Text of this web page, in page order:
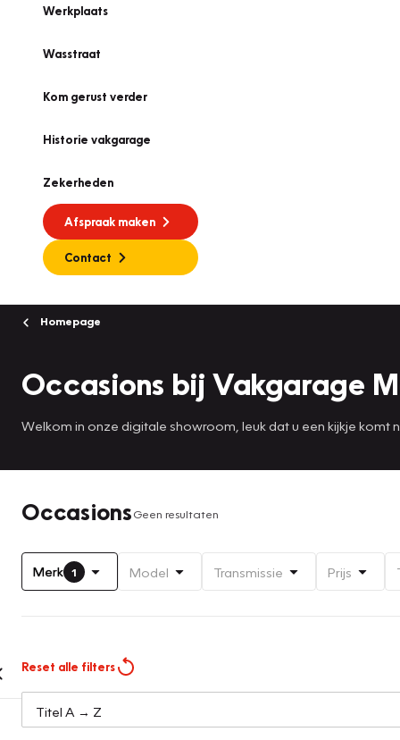
Werkplaats
Wasstraat
Kom gerust verder
Historie vakgarage
Zekerheden
Afspraak maken
Contact
Homepage
Occasions bij Vakgarage
Welkom in onze digitale showroom, leuk dat u een kijkje komt
OccasionsGeen resultaten
Merk 1 Model Transmissie Prijs
Reset alle filters